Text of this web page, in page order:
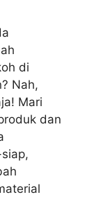
di
Nah,
Mari
dan